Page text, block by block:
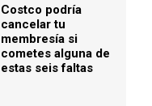
Costco podría
cancelar tu
membresía si
cometes alguna de
estas seis faltas